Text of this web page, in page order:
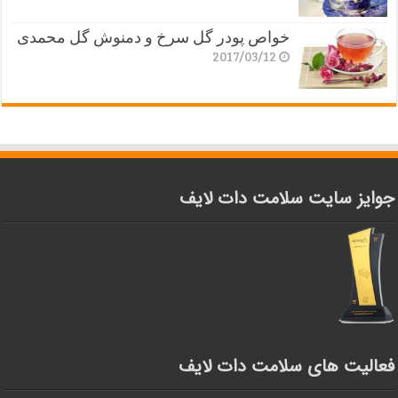
خواص پودر گل سرخ و دمنوش گل محمدی
2017/03/12
جوایز سایت سلامت دات لایف
فعالیت های سلامت دات لایف